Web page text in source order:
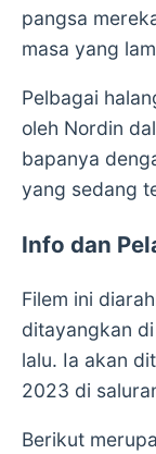
pangsa
masa yang
Pelbagai
oleh Nordin
bapanya
yang sedang
Info dan
Filem ini
ditayangkan
lalu. Ia akan
2023 di
Berikut